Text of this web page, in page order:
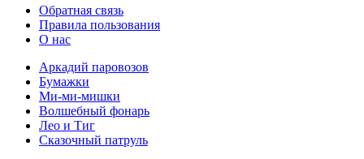
Обратная связь
Правила пользования
О нас
Аркадий паровозов
Бумажки
Ми-ми-мишки
Волшебный фонарь
Лео и Тиг
Сказочный патруль